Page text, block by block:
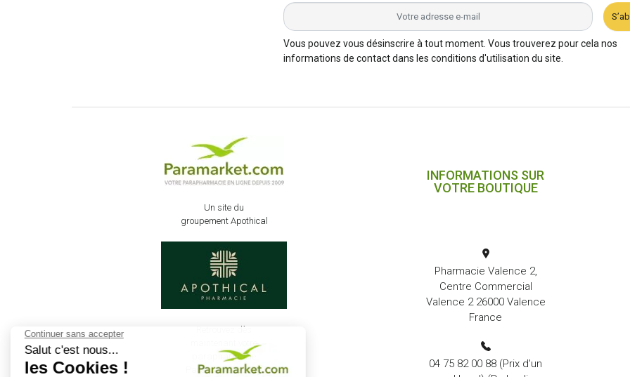
Vous pouvez vous désinscrire à tout moment. Vous trouverez pour cela nos
informations de contact dans les conditions d'utilisation du site.
Un site du
groupement Apothical
Retrouvez dès
maintenant votre
parapharmacie
Paramarket sur les
INFORMATIONS SUR
VOTRE BOUTIQUE
Pharmacie Valence 2,
Centre Commercial
Valence 2 26000 Valence
France
04 75 82 00 88 (Prix d'un